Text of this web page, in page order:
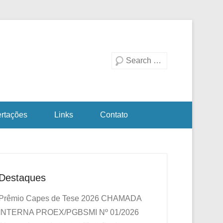
Investigativa
Pesquisa
Links Contato
Prêmio Capes de Tese 2026 CHAMADA
INTERNA PROEX/PGBSMI Nº 01/2026